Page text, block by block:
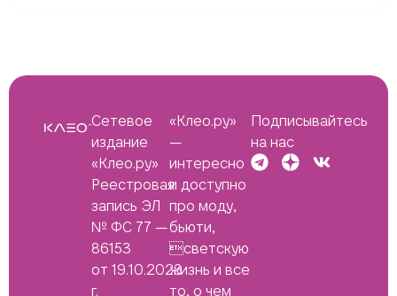
Сетевое
издание
«Клео.ру»
Реестровая
запись ЭЛ
№ ФС 77 —
86153
от 19.10.2023
г.
«Клео.ру»
—
интересно
и доступно
про моду,
бьюти,
светскую
жизнь и все
то, о чем
Подписывайтесь
на нас